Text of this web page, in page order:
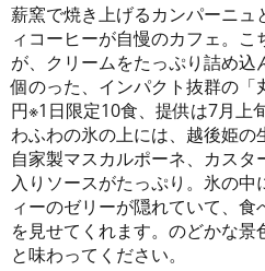
薪窯で焼き上げるカンパーニュ
ィコーヒーが自慢のカフェ。
が、クリームをたっぷり詰め
個のった、インパクト抜群の
円※1日限定10食、提供は7月上
わふわの氷の上には、越後姫の
自家製マスカルポーネ、カス
入りソースがたっぷり。氷の
ィーのゼリーが隠れていて、
を見せてくれます。のどかな景
と味わってください。